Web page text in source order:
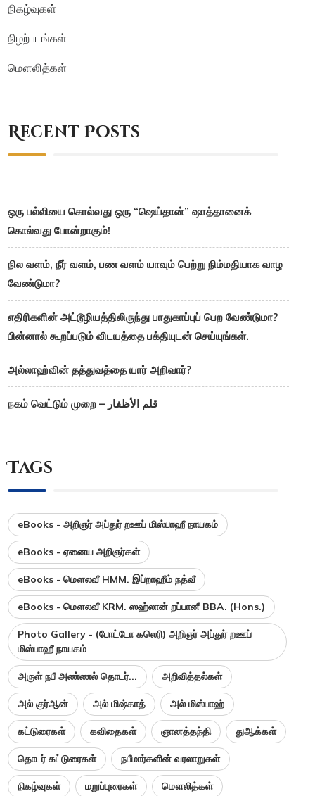
நிகழ்வுகள்
நிழற்படங்கள்
மௌலித்கள்
Recent Posts
ஒரு பல்லியை கொல்வது ஒரு “ஷெய்தான்” ஷாத்தானைக்
கொல்வது போன்றாகும்!
நில வளம், நீர் வளம், பண வளம் யாவும் பெற்று நிம்மதியாக வாழ
வேண்டுமா?
எதிரிகளின் அட்டூழியத்திலிருந்து பாதுகாப்புப் பெற வேண்டுமா?
பின்னால் கூறப்படும் விடயத்தை பக்தியுடன் செய்யுங்கள்.
அல்லாஹ்வின் தத்துவத்தை யார் அறிவார்?
நகம் வெட்டும் முறை – قلم الأظفار
Tags
eBooks - அறிஞர் அப்துர் றஊப் மிஸ்பாஹீ நாயகம்
eBooks - ஏனைய அறிஞர்கள்
eBooks - மௌலவீ HMM. இப்றாஹீம் நத்வீ
eBooks - மௌலவீ KRM. ஸஹ்லான் றப்பானீ BBA. (Hons.)
Photo Gallery - (போட்டோ கலெரி) அறிஞர் அப்துர் றஊப்
மிஸ்பாஹீ நாயகம்
அருள் நபீ அண்ணல் தொடர்... அறிவித்தல்கள்
அல் குர்ஆன் அல் மிஷ்காத் அல் மிஸ்பாஹ்
கட்டுரைகள் கவிதைகள் ஞானத்தந்தி துஆக்கள்
தொடர் கட்டுரைகள் நபீமார்களின் வரலாறுகள்
நிகழ்வுகள் மறுப்புரைகள் மௌலித்கள்